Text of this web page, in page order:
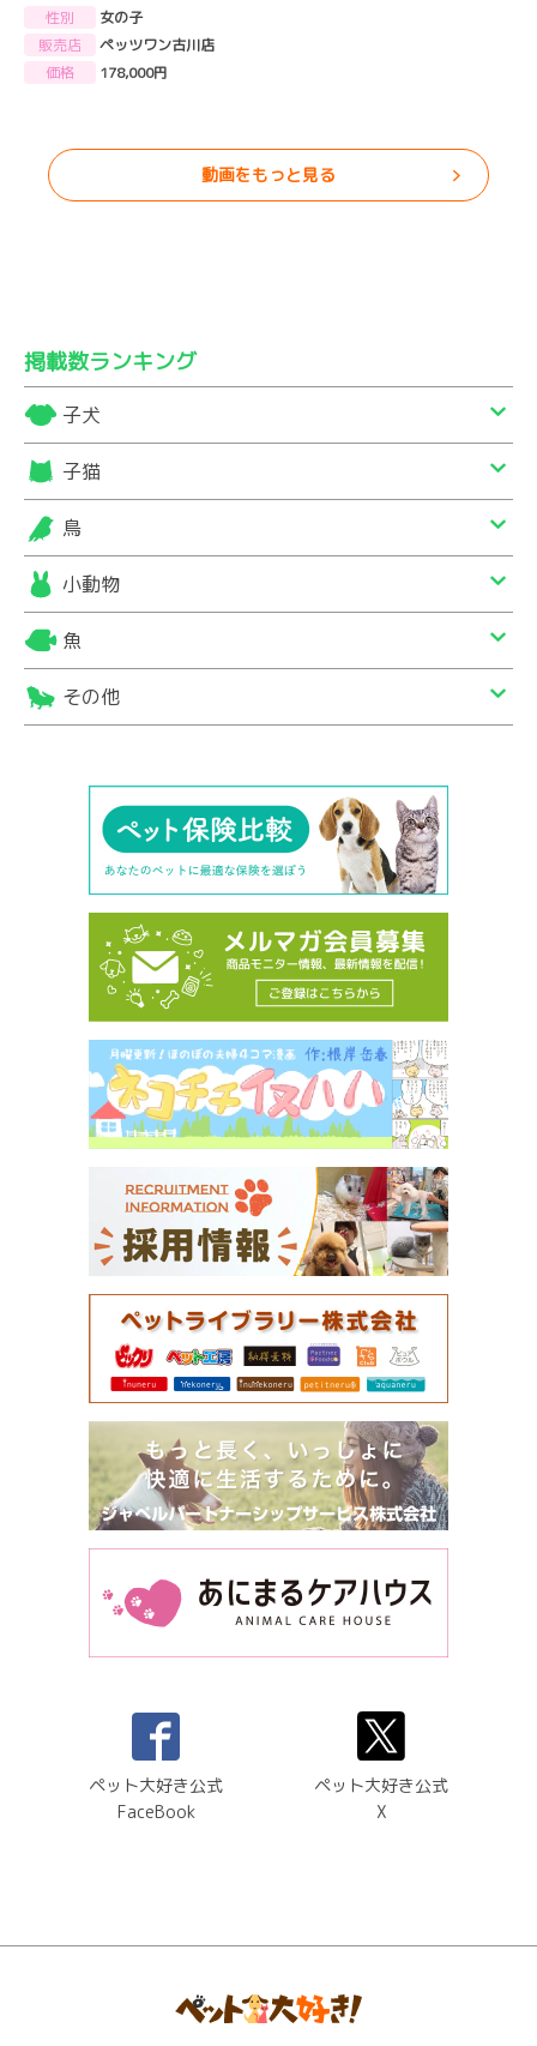
性別
女の子
販売店
ペッツワン古川店
価格
178,000円
動画をもっと見る
掲載数ランキング
子犬
子猫
鳥
小動物
魚
その他
ペット大好き公式
FaceBook
ペット大好き公式
X